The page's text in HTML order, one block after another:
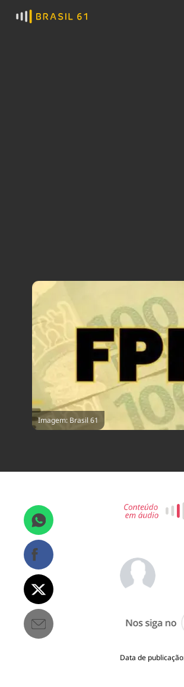
Imagem: Brasil 61
Data de